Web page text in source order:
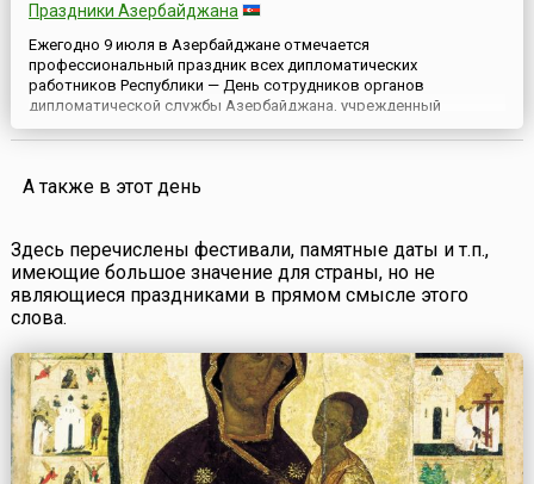
Праздники Азербайджана
Ежегодно 9 июля в Азербайджане отмечается
профессиональный праздник всех дипломатических
работников Республики — День сотрудников органов
дипломатической службы Азербайджана, учрежденный
постановлением президента Ильхама Алиева от 24 августа 2007
года.В постановлении главы государства дословно
создании первой в мусульманском мире Демократиче...
А также в этот день
Здесь перечислены фестивали, памятные даты и т.п.,
имеющие большое значение для страны, но не
являющиеся праздниками в прямом смысле этого
слова.